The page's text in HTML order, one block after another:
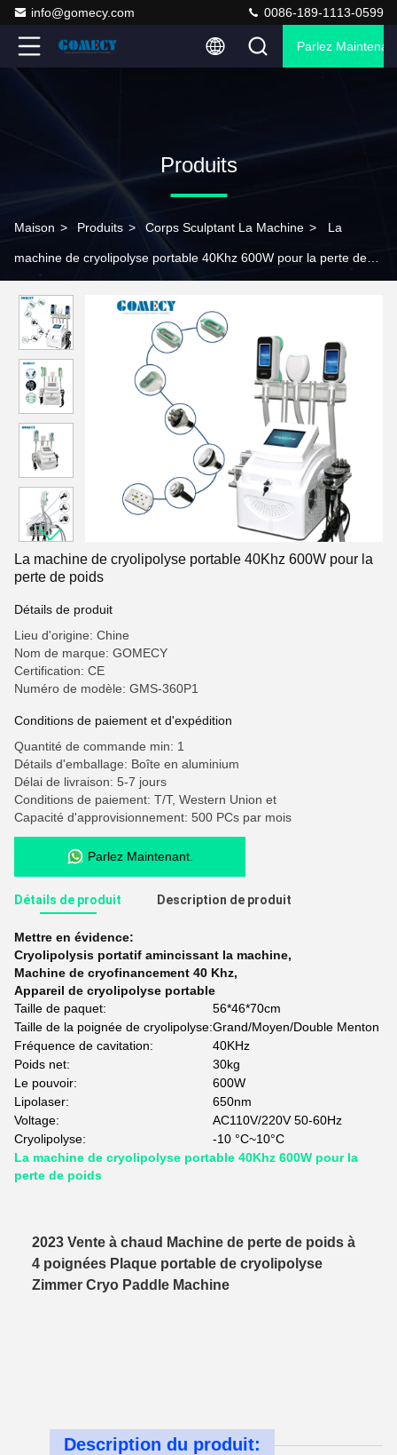
info@gomecy.com 0086-189-1113-0599
Parlez
Produits
Maison > Produits > Corps Sculptant La Machine > La
machine de cryolipolyse portable 40Khz 600W pour la perte de
La machine de cryolipolyse portable 40Khz 600W pour la
perte de poids
Détails de produit
Lieu d'origine: Chine
Nom de marque: GOMECY
Certification: CE
Numéro de modèle: GMS-360P1
Conditions de paiement et d'expédition
Quantité de commande min: 1
Détails d'emballage: Boîte en aluminium
Délai de livraison: 5-7 jours
Conditions de paiement: T/T, Western Union et
Capacité d'approvisionnement: 500 PCs par mois
Parlez Maintenant.
Détails de produit Description de produit
Mettre en évidence:
Cryolipolysis portatif amincissant la machine,
Machine de cryofinancement 40 Khz,
Appareil de cryolipolyse portable
Taille de paquet:
56*46*70cm
Taille de la poignée de cryolipolyse:Grand/Moyen/Double Menton
Fréquence de cavitation:
40KHz
Poids net:
30kg
Le pouvoir:
600W
Lipolaser:
650nm
Voltage:
AC110V/220V 50-60Hz
Cryolipolyse:
-10 °C~10°C
La machine de cryolipolyse portable 40Khz 600W pour la
perte de poids
2023 Vente à chaud Machine de perte de poids à
4 poignées Plaque portable de cryolipolyse
Zimmer Cryo Paddle Machine
Description du produit: